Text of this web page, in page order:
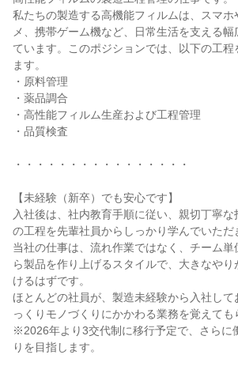
私たちの製造する高機能フィルムは、スマホ
メ、携帯ゲーム機など、日常生活を支える
ています。このポジションでは、以下の工程
ます。
・原料管理
・薬品調合
・高性能フィルム生産および工程管理
・品質検査
・・・・・・・・・・・・・・・・
【未経験（新卒）でも安心です】
入社後は、社内教育手順に従い、親切丁寧
の工程を先輩社員からしっかり学んでいただ
当社の仕事は、流れ作業ではなく、チーム
ら製品を作り上げるスタイルで、大きなや
けるはずです。
ほとんどの社員が、製造未経験から入社して
っくりモノづくりにかかわる業務を覚えても
※2026年より3交代制に移行予定で、さらに
りを目指します。